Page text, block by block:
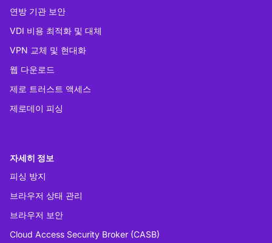
연방 기관 보안
VDI 비용 최적화 및 대체
VPN 교체 및 현대화
웹 다운로드
제로 트러스트 액세스
제로데이 피싱
자세히 정보
피싱 방지
브라우저 상태 관리
브라우저 보안
Cloud Access Security Broker (CASB)